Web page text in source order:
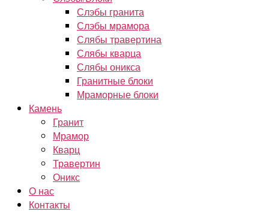
Слэбы гранита
Слэбы мрамора
Слябы травертина
Слябы кварца
Слябы оникса
Гранитные блоки
Мраморные блоки
Камень
Гранит
Мрамор
Кварц
Травертин
Оникс
О нас
Контакты